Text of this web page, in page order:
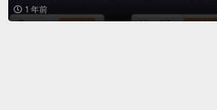
1 年前